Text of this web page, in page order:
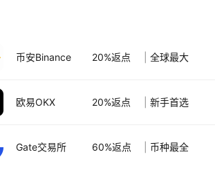
币安Binance 20%返点 全球最大
欧易OKX 20%返点 新手首选
Gate交易所 60%返点 币种最全